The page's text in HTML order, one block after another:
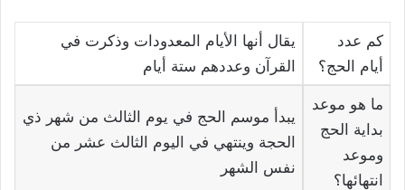
كم عدد
أيام الحج؟
يقال أنها الأيام المعدودات وذكرت في
القرآن وعددهم ستة أيام
ما هو موعد
بداية الحج
وموعد
انتهائها؟
يبدأ موسم الحج في يوم الثالث من شهر ذي
الحجة وينتهي في اليوم الثالث عشر من
نفس الشهر